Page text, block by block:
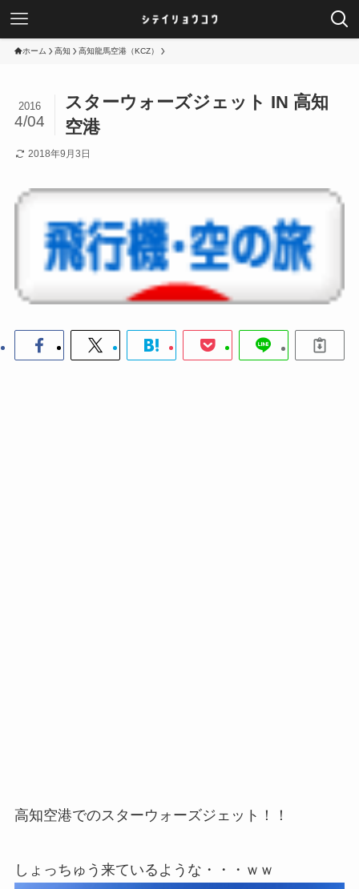
ホーム 高知 高知龍馬空港（KCZ）
スターウォーズジェット IN 高知
空港
2016
4/04
2018年9月3日
高知空港でのスターウォーズジェット！！
しょっちゅう来ているような・・・ｗｗ